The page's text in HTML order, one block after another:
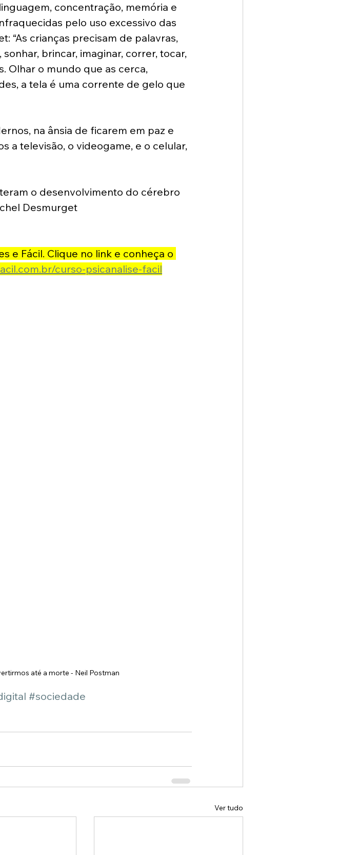
concentração, memória e
pelo uso excessivo das
⁠“As crianças precisam de palavras,
brincar, imaginar, correr, tocar,
Olhar o mundo que as cerca,
a tela é uma corrente de gelo que
na ânsia de ficarem em paz e
a televisão, o videogame, e o celular,
o desenvolvimento do cérebro
Desmurget
e Fácil. Clique no link e conheça o
curso-psicanalise-facil
até a morte - Neil Postman
#sociedade
Ver tudo